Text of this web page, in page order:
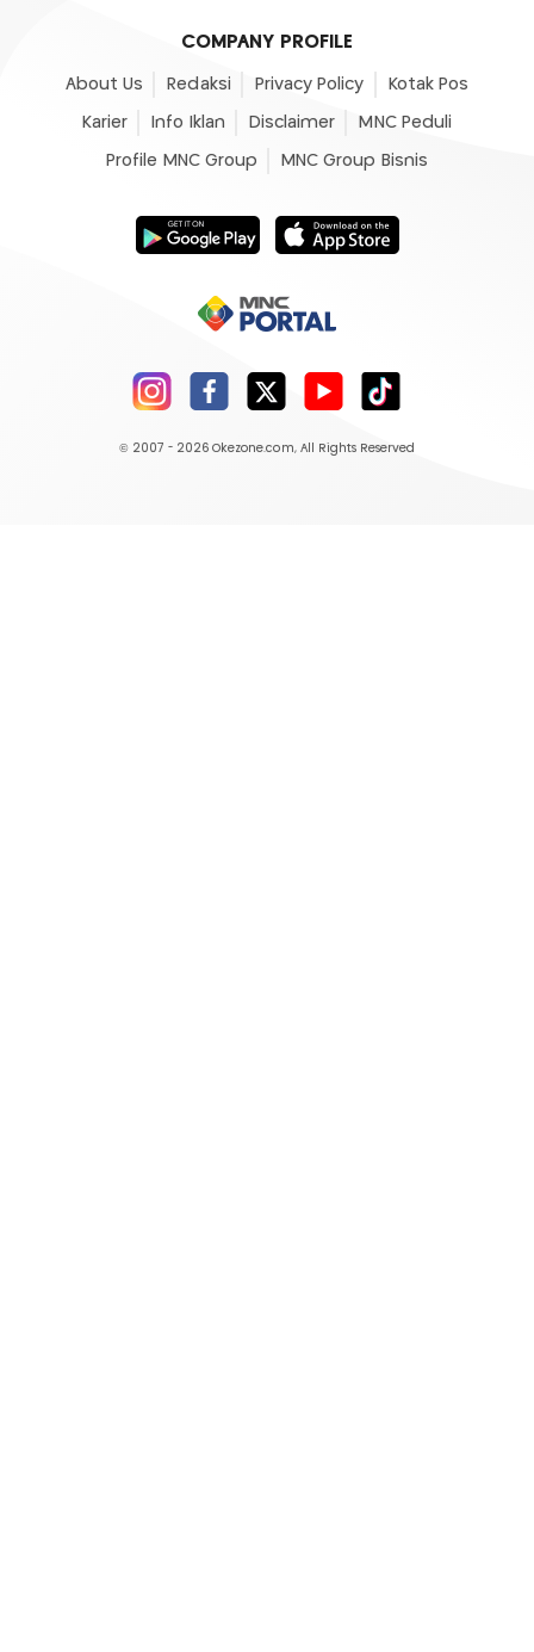
COMPANY PROFILE
About Us Redaksi Privacy Policy Kotak Pos
Karier Info Iklan Disclaimer MNC Peduli
Profile MNC Group MNC Group Bisnis
© 2007 - 2026 Okezone.com, All Rights Reserved